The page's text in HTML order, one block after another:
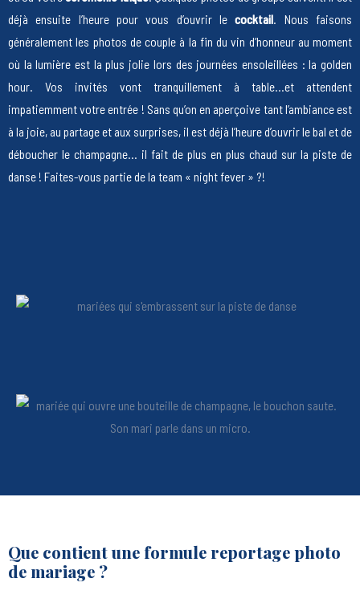
déjà ensuite l’heure pour vous d’ouvrir lecocktail. Nous faisons
généralement les photos de couple à la fin du vin d’honneur au moment
où la lumière est la plus jolie lors des journées ensoleillées : la golden
hour. Vos invités vont tranquillement à table…et attendent
impatiemment votre entrée ! Sans qu’on en aperçoive tant l’ambiance est
à la joie, au partage et aux surprises, il est déjà l’heure d’ouvrir le bal et de
déboucher le champagne… il fait de plus en plus chaud sur la piste de
danse ! Faites-vous partie de la team « night fever » ?!
Que contient une formule reportage photo
de mariage ?